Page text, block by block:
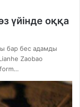
үйінде оққа
бар бес адамды
Zaobao